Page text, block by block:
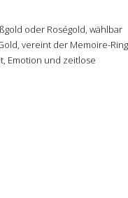
oder Roségold, wählbar
vereint der Memoire-Ring
Emotion und zeitlose